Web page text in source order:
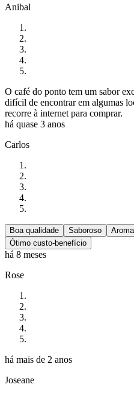
Anibal
O café do ponto tem um sabor
difícil de encontrar em algumas
recorre à internet para comprar.
há quase 3 anos
Carlos
Boa qualidade Saboroso
Ótimo custo-benefício
há 8 meses
Rose
há mais de 2 anos
Joseane